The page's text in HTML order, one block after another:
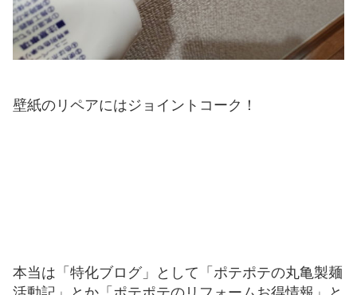
壁紙のリペアにはジョイントコーク！
本当は「特化ブログ」として「ポテポテの丸亀製麺